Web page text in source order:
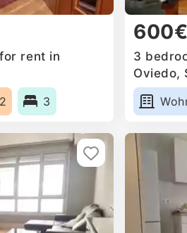
rent in
3
600€
3
Oviedo,